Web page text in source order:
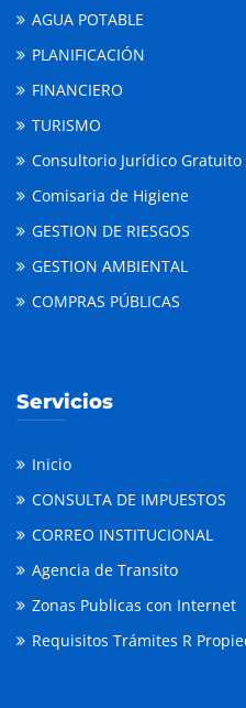
AGUA POTABLE
PLANIFICACIÓN
FINANCIERO
TURISMO
Consultorio Jurídico Gratuito
Comisaria de Higiene
GESTION DE RIESGOS
GESTION AMBIENTAL
COMPRAS PÚBLICAS
Servicios
Inicio
CONSULTA DE IMPUESTOS
CORREO INSTITUCIONAL
Agencia de Transito
Zonas Publicas con Internet
Requisitos Trámites R